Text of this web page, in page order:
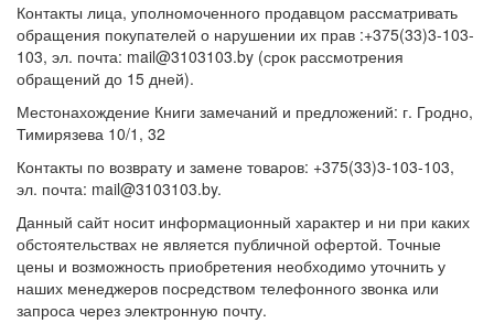
Контакты лица, уполномоченного продавцом рассматривать
обращения покупателей о нарушении их прав :+375(33)3-103-
103, эл. почта: mail@3103103.by (срок рассмотрения
обращений до 15 дней).
Местонахождение Книги замечаний и предложений: г. Гродно,
Тимирязева 10/1, 32
Контакты по возврату и замене товаров: +375(33)3-103-103,
эл. почта: mail@3103103.by.
Данный сайт носит информационный характер и ни при каких
обстоятельствах не является публичной офертой. Точные
цены и возможность приобретения необходимо уточнить у
наших менеджеров посредством телефонного звонка или
запроса через электронную почту.